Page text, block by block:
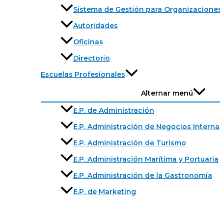
Sistema de Gestión para
Autoridades
Oficinas
Directorio
Escuelas Profesionales
Alternar menú
E.P. de Administración
E.P. Administración de Negocios
E.P. Administración de Turismo
E.P. Administración Marítima y Portuaria
E.P. Administración de la Gastronomía
E.P. de Marketing